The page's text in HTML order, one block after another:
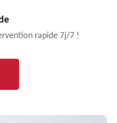
rapide 7j/7 !